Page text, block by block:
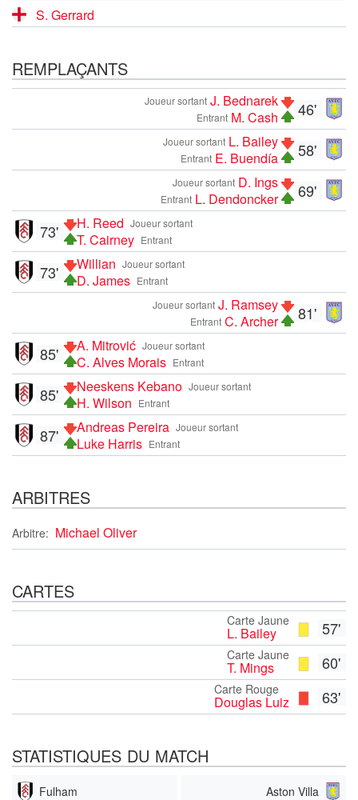
S. Gerrard
REMPLAÇANTS
46'
Joueur sortant J. Bednarek
Entrant M. Cash
58'
Joueur sortant L. Bailey
Entrant E. Buendía
69'
Joueur sortant D. Ings
Entrant L. Dendoncker
Joueur sortant
H. Reed
Entrant
T. Cairney
73'
Joueur sortant
Willian
Entrant
D. James
73'
81'
Joueur sortant J. Ramsey
Entrant C. Archer
Joueur sortant
A. Mitrović
Entrant
C. Alves Morais
85'
Joueur sortant
Neeskens Kebano
Entrant
H. Wilson
85'
Joueur sortant
Andreas Pereira
Entrant
Luke Harris
87'
ARBITRES
Arbitre: Michael Oliver
CARTES
57'
Carte Jaune
L. Bailey
60'
Carte Jaune
T. Mings
63'
Carte Rouge
Douglas Luiz
STATISTIQUES DU MATCH
Fulham Aston Villa